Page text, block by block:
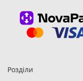
Розділи